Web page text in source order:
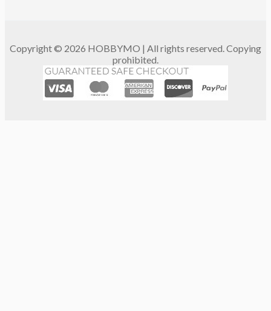
Copyright © 2026 HOBBYMO | All rights reserved. Copying
prohibited.